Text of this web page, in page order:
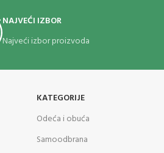
NAJVEĆI IZBOR
Najveći izbor proizvoda
KATEGORIJE
Odeća i obuća
Samoodbrana